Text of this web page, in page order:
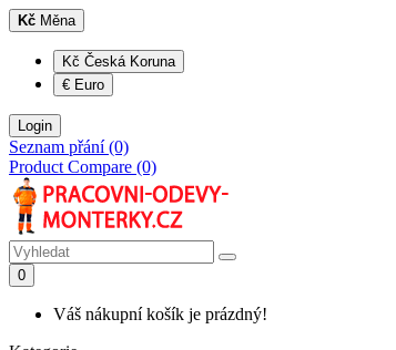
Kč Měna
Kč Česká Koruna
€ Euro
Login
Seznam přání (0)
Product Compare (0)
0
Váš nákupní košík je prázdný!